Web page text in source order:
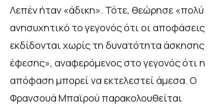
Λεπέν ήταν «άδικη». Τότε, θεώρησε «πολύ
ανησυχητικό το γεγονός ότι οι αποφάσεις
εκδίδονται χωρίς τη δυνατότητα άσκησης
έφεσης», αναφερόμενος στο γεγονός ότι η
απόφαση μπορεί να εκτελεστεί άμεσα. Ο
Φρανσουά Μπαϊρού παρακολουθείται